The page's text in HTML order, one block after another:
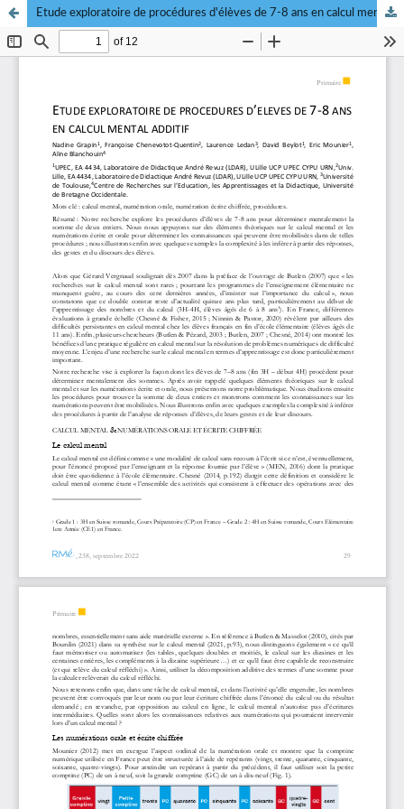
Etude exploratoire de procédures d'élèves de 7-8 ans en calcul mental additif